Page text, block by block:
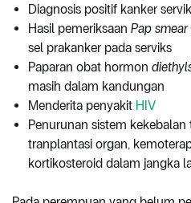
Diagnosis positif kanker
Hasil pemeriksaan Pap smear
sel prakanker pada serviks
Paparan obat hormon
masih dalam kandungan
Menderita penyakit HIV
Penurunan sistem
tranplantasi organ,
kortikosteroid dalam jangka